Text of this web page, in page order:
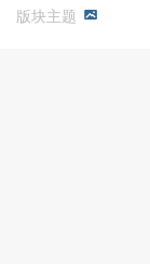
版块主题